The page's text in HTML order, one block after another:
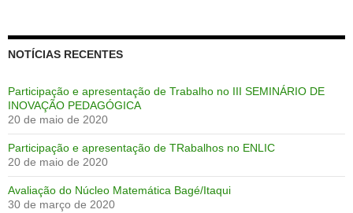
NOTÍCIAS RECENTES
Participação e apresentação de Trabalho no III SEMINÁRIO DE
INOVAÇÃO PEDAGÓGICA
20 de maio de 2020
Participação e apresentação de TRabalhos no ENLIC
20 de maio de 2020
Avaliação do Núcleo Matemática Bagé/Itaqui
30 de março de 2020